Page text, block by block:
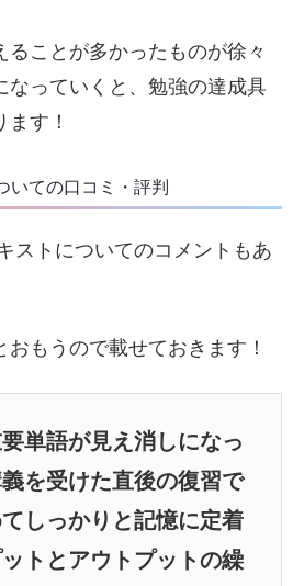
ることが多かったものが徐々
なっていくと、勉強の達成具
す！
いての口コミ・評判
ストについてのコメントもあ
もうので載せておきます！
単語が見え消しになっ
を受けた直後の復習で
しっかりと記憶に定着
トとアウトプットの繰